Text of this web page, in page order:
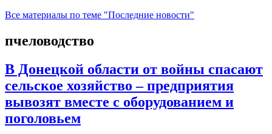
Все материалы по теме "Последние новости"
пчеловодство
В Донецкой области от войны спасают
сельское хозяйство – предприятия
вывозят вместе с оборудованием и
поголовьем